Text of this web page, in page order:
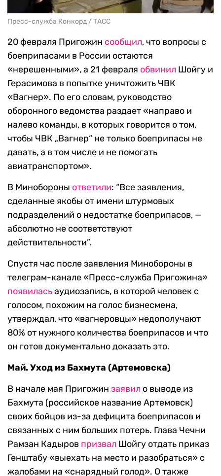
Пресс-служба Конкорд / ТАСС
20 февраля Пригожин сообщил, что вопросы с
боеприпасами в России остаются
«нерешенными», а 21 февраля обвинил Шойгу и
Герасимова в попытке уничтожить ЧВК
«Вагнер». По его словам, руководство
оборонного ведомства раздает «направо и
налево команды, в которых говорится о том,
чтобы ЧВК „Вагнер“ не только боеприпасы не
давать, а в том числе и не помогать
авиатранспортом».
В Минобороны ответили: “Все заявления,
сделанные якобы от имени штурмовых
подразделений о недостатке боеприпасов, —
абсолютно не соответствуют
действительности”.
Спустя час после заявления Минобороны в
телеграм-канале «Пресс-служба Пригожина»
появиласьаудиозапись, в которой человек с
голосом, похожим на голос бизнесмена,
утверждал, что «вагнеровцы» недополучают
80% от нужного количества боеприпасов и что
он готов документально доказать это.
Май. Уход из Бахмута (Артемовска)
В начале мая Пригожин заявил о выводе из
Бахмута (российское название Артемовск)
своих бойцов из-за дефицита боеприпасов и
связанных с ним больших потерь. Глава Чечни
Рамзан Кадыров призвал Шойгу отдать приказ
Генштабу «выехать на место и разобраться» с
жалобами на «снарядный голод». О также